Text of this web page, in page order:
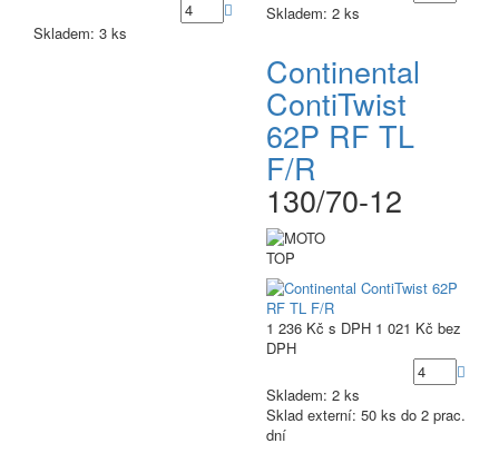
Skladem: 3 ks
Skladem: 2 ks
Continental
ContiTwist
62P RF TL
F/R
130/70-12
TOP
1 236 Kč s DPH 1 021 Kč bez
DPH
Skladem: 2 ks
Sklad externí: 50 ks do 2 prac.
dní